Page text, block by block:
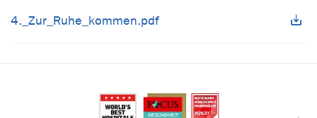
4._Zur_Ruhe_kommen.pdf